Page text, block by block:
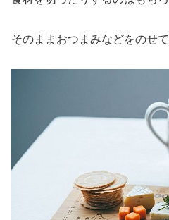
そのままおつまみなどをのせ